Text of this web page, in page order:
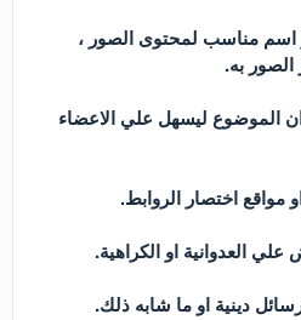
اسم مناسب لمحتوى الصور ،
به.
الموضوع ليسهل علي الاعضاء
مواقع اختصار الروابط.
العدوانية او الكراهية.
دينية او ما شابه ذلك.